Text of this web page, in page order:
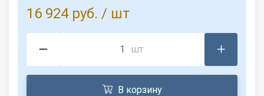
16 924 руб. / шт
шт
В корзину